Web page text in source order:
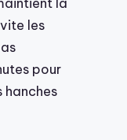
les
pour
hanches